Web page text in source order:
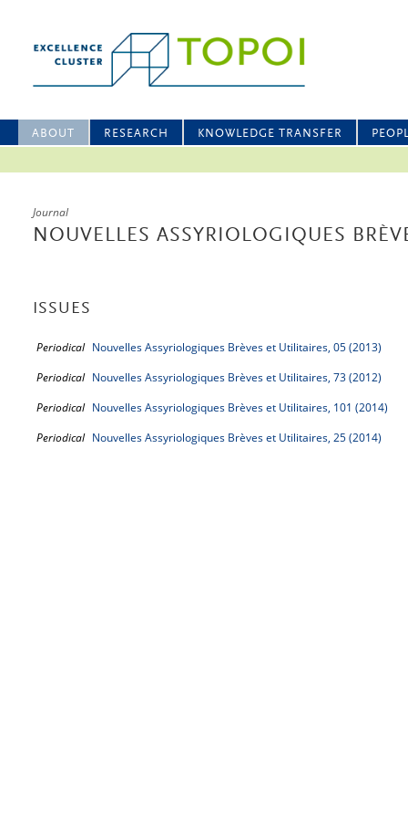
ABOUT RESEARCH KNOWLEDGE TRANSFER
Journal
NOUVELLES ASSYRIOLOGIQUES
ISSUES
Periodical Nouvelles Assyriologiques Brèves et Utilitaires, 05 (2013)
Periodical Nouvelles Assyriologiques Brèves et Utilitaires, 73 (2012)
Periodical Nouvelles Assyriologiques Brèves et Utilitaires, 101 (2014)
Periodical Nouvelles Assyriologiques Brèves et Utilitaires, 25 (2014)